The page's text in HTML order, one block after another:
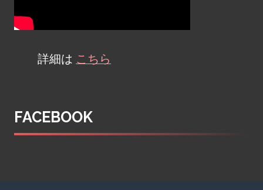
詳細は こちら
FACEBOOK